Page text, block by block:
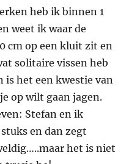
heb ik binnen 1
weet ik waar de
cm op een kluit zit en
solitaire vissen heb
is het een kwestie van
op wilt gaan jagen.
Stefan en ik
en dan zegt
het is niet